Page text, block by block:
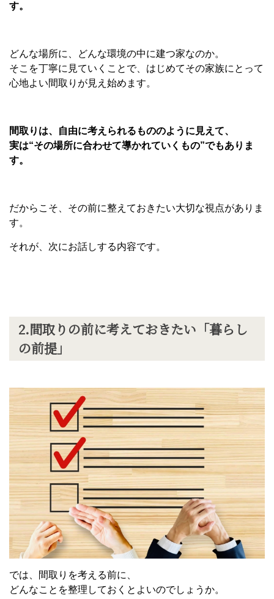
す。
どんな場所に、どんな環境の中に建つ家なのか。
そこを丁寧に見ていくことで、はじめてその家族にとって
心地よい間取りが見え始めます。
間取りは、自由に考えられるもののように見えて、
実は“その場所に合わせて導かれていくもの”でもありま
す。
だからこそ、その前に整えておきたい大切な視点がありま
す。
それが、次にお話しする内容です。
2.間取りの前に考えておきたい「暮らし
の前提」
では、間取りを考える前に、
どんなことを整理しておくとよいのでしょうか。